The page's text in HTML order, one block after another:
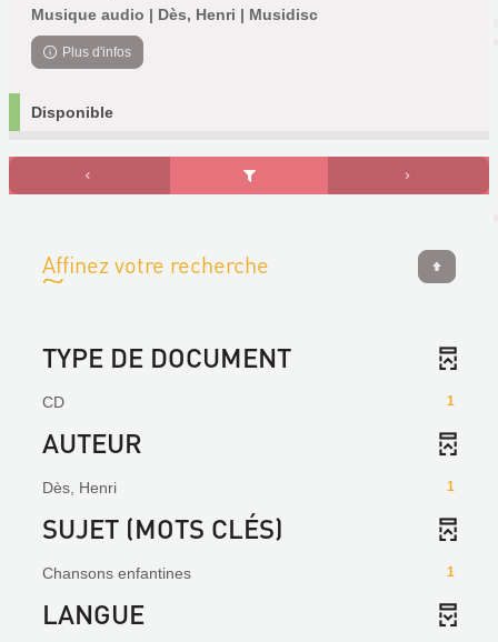
Musique audio | Dès, Henri | Musidisc
Plus d'infos
Disponible
Affinez votre recherche
TYPE DE DOCUMENT
1
CD
AUTEUR
1
Dès, Henri
SUJET (MOTS CLÉS)
1
Chansons enfantines
LANGUE